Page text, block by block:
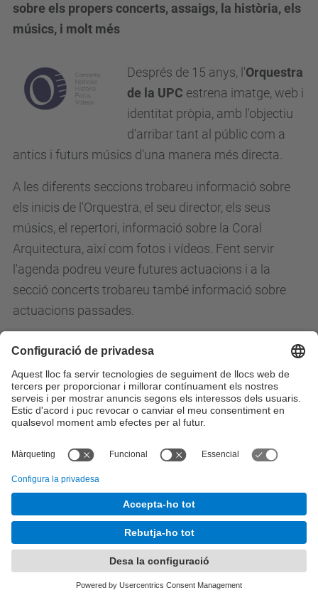
sobre els propers concerts, assaigs, la història, els
músics, i molt més
Després de 15 anys, l'Orquestra
de la UPC estrena imatge, web i
identitat pròpia, amb l'objectiu
d'arribar tant al públic com a
antics i futurs músics d'una manera més directa.
A les diferents seccions trobareu informació sobre
els inicis de l'Orquestra, el seu director, els seus
músics, el repertori, informació sobre la Coral
Arquitectura, així com fotos i vídeos. Fent servir
l'agenda podreu veure futures actuacions i a la
secció concerts trobareu també informació sobre
actuacions passades.
Finalment, subscrivint-vos per RSS o simplement
llegint la secció "Notícies", estareu sempre informats
de les últimes novetats.
Totes les notícies
© UPCOrquestra de la Universitat Politècnica de
Desenvolupat amb